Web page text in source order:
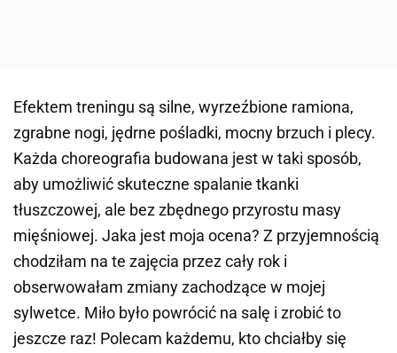
Efektem treningu są silne, wyrzeźbione ramiona,
zgrabne nogi, jędrne pośladki, mocny brzuch i plecy.
Każda choreografia budowana jest w taki sposób,
aby umożliwić skuteczne spalanie tkanki
tłuszczowej, ale bez zbędnego przyrostu masy
mięśniowej. Jaka jest moja ocena? Z przyjemnością
chodziłam na te zajęcia przez cały rok i
obserwowałam zmiany zachodzące w mojej
sylwetce. Miło było powrócić na salę i zrobić to
jeszcze raz! Polecam każdemu, kto chciałby się